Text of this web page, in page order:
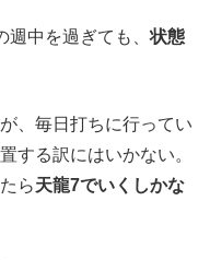
週中を過ぎても、状態
、毎日打ちに行ってい
する訳にはいかない。
ら天龍7でいくしかな